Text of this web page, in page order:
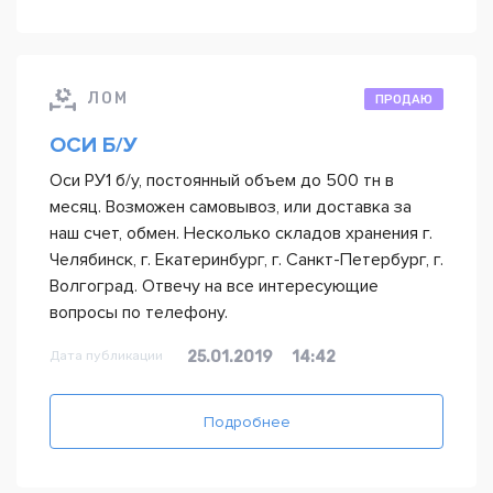
ЛОМ ПРОДАЮ
ОСИ Б/У
Оси РУ1 б/у, постоянный объем до 500 тн в
месяц. Возможен самовывоз, или доставка за
наш счет, обмен. Несколько складов хранения г.
Челябинск, г. Екатеринбург, г. Санкт-Петербург, г.
Волгоград. Отвечу на все интересующие
вопросы по телефону.
Дата публикации 25.01.2019 14:42
Подробнее